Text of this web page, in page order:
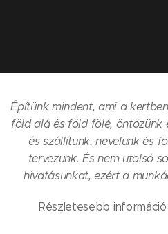
Építünk mindent, ami a
föld alá és föld fölé, öntözünk
és szállítunk, nevelünk és
tervezünk. És nem utolsó
hivatásunkat, ezért a
Részletesebb